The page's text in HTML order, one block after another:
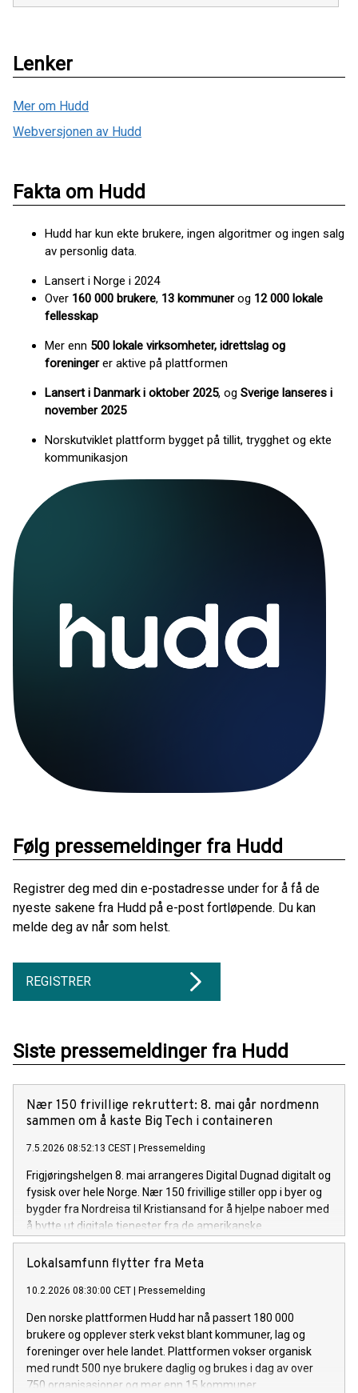
Lenker
Mer om Hudd
Webversjonen av Hudd
Fakta om Hudd
Hudd har kun ekte brukere, ingen algoritmer og ingen salg
av personlig data.
Lansert i Norge i 2024
Over 160 000 brukere, 13 kommunerog 12 000 lokale
fellesskap
Mer enn 500 lokale virksomheter, idrettslag og
foreningerer aktive på plattformen
Lansert i Danmark i oktober 2025, og Sverige lanseres i
november 2025
Norskutviklet plattform bygget på tillit, trygghet og ekte
kommunikasjon
Følg pressemeldinger fra Hudd
Registrer deg med din e-postadresse under for å få de
nyeste sakene fra Hudd på e-post fortløpende. Du kan
melde deg av når som helst.
REGISTRER
Siste pressemeldinger fra Hudd
Nær 150 frivillige rekruttert: 8. mai går nordmenn
sammen om å kaste Big Tech i containeren
7.5.2026 08:52:13 CEST Pressemelding
Frigjøringshelgen 8. mai arrangeres Digital Dugnad digitalt og
fysisk over hele Norge. Nær 150 frivillige stiller opp i byer og
bygder fra Nordreisa til Kristiansand for å hjelpe naboer med
å bytte ut digitale tjenester fra de amerikanske
teknologigigantene. Initiativet er sparket i gang av de norske
teknologiselskapene Vivaldi og Hudd, med sveitsiske Proton
Lokalsamfunn flytter fra Meta
10.2.2026 08:30:00 CET Pressemelding
Den norske plattformen Hudd har nå passert 180 000
brukere og opplever sterk vekst blant kommuner, lag og
foreninger over hele landet. Plattformen vokser organisk
med rundt 500 nye brukere daglig og brukes i dag av over
750 organisasjoner og mer enn 15 kommuner.